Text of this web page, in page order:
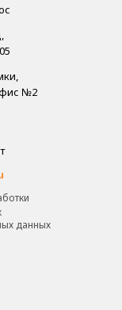
№2
данных